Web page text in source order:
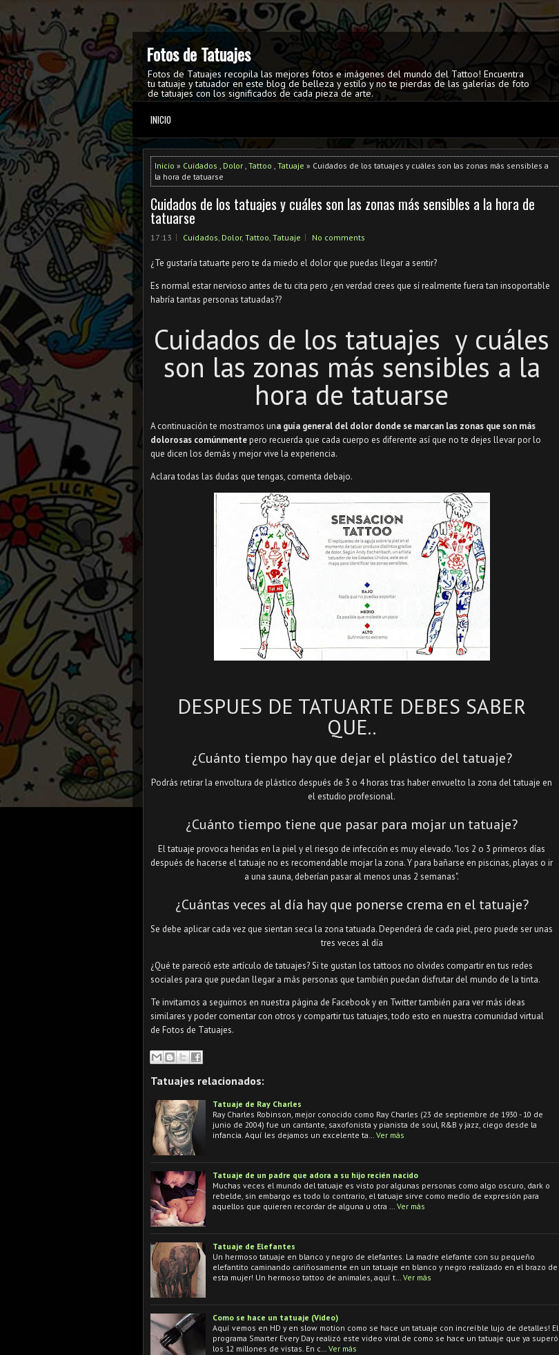
Fotos de Tatuajes
Fotos de Tatuajes recopila las mejores fotos e imágenes del mundo del Tattoo! Encuentra
tu tatuaje y tatuador en este blog de belleza y estilo y no te pierdas de las galerías de foto
de tatuajes con los significados de cada pieza de arte.
INICIO
Inicio » Cuidados , Dolor , Tattoo , Tatuaje » Cuidados de los tatuajes y cuáles son las zonas más sensibles a
la hora de tatuarse
Cuidados de los tatuajes y cuáles son las zonas más sensibles a la hora de
tatuarse
17:13 Cuidados, Dolor, Tattoo, Tatuaje No comments
¿Te gustaría tatuarte pero te da miedo el dolor que puedas llegar a sentir?
Es normal estar nervioso antes de tu cita pero ¿en verdad crees que sí realmente fuera tan insoportable
habría tantas personas tatuadas??
Cuidados de los tatuajes y cuáles
son las zonas más sensibles a la
hora de tatuarse
A continuación te mostramos una guía general del dolor donde se marcan las zonas que son más
dolorosas comúnmentepero recuerda que cada cuerpo es diferente así que no te dejes llevar por lo
que dicen los demás y mejor vive la experiencia.
Aclara todas las dudas que tengas, comenta debajo.
DESPUES DE TATUARTE DEBES SABER
QUE..
¿Cuánto tiempo hay que dejar el plástico del tatuaje?
Podrás retirar la envoltura de plástico después de 3 o 4 horas tras haber envuelto la zona del tatuaje en
el estudio profesional.
¿Cuánto tiempo tiene que pasar para mojar un tatuaje?
El tatuaje provoca heridas en la piel y el riesgo de infección es muy elevado. "los 2 o 3 primeros días
después de hacerse el tatuaje no es recomendable mojar la zona. Y para bañarse en piscinas, playas o ir
a una sauna, deberían pasar al menos unas 2 semanas".
¿Cuántas veces al día hay que ponerse crema en el tatuaje?
Se debe aplicar cada vez que sientan seca la zona tatuada. Dependerá de cada piel, pero puede ser unas
tres veces al día
¿Qué te pareció este artículo de tatuajes? Si te gustan los tattoos no olvides compartir en tus redes
sociales para que puedan llegar a más personas que también puedan disfrutar del mundo de la tinta.
Te invitamos a seguirnos en nuestra página de Facebook y en Twitter también para ver más ideas
similares y poder comentar con otros y compartir tus tatuajes, todo esto en nuestra comunidad virtual
de Fotos de Tatuajes.
Tatuajes relacionados:
Tatuaje de Ray Charles
Ray Charles Robinson, mejor conocido como Ray Charles (23 de septiembre de 1930 - 10 de
junio de 2004) fue un cantante, saxofonista y pianista de soul, R&B y jazz, ciego desde la
infancia. Aquí les dejamos un excelente ta… Ver más
Tatuaje de un padre que adora a su hijo recién nacido
Muchas veces el mundo del tatuaje es visto por algunas personas como algo oscuro, dark o
rebelde, sin embargo es todo lo contrario, el tatuaje sirve como medio de expresión para
aquellos que quieren recordar de alguna u otra … Ver más
Tatuaje de Elefantes
Un hermoso tatuaje en blanco y negro de elefantes. La madre elefante con su pequeño
elefantito caminando cariñosamente en un tatuaje en blanco y negro realizado en el brazo de
esta mujer! Un hermoso tattoo de animales, aquí t… Ver más
Como se hace un tatuaje (Video)
Aquí vemos en HD y en slow motion como se hace un tatuaje con increíble lujo de detalles! El
programa Smarter Every Day realizó este video viral de como se hace un tatuaje que ya superó
los 12 millones de vistas. En c… Ver más